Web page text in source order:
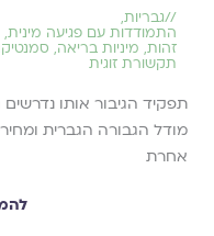
//גבריות,
התמודדות עם פגיעה מינית,
זהות, מיניות בריאה,
תקשורת זוגית
תפקיד הגיבור אותו
מודל הגבורה הגברית
אחרת